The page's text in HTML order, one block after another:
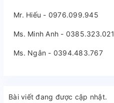
Mr. Hiếu - 0976.099.945
Ms. Minh Anh - 0385.323.021
Ms. Ngân - 0394.483.767
Bài viết đang được cập nhật.